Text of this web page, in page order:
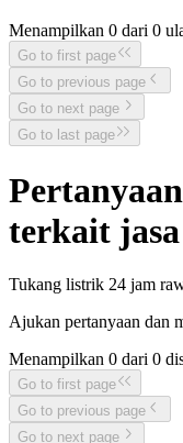
Menampilkan 0 dari 0
Go to first page
Go to previous page
Go to next page
Go to last page
terkait
Tukang listrik 24 jam
Ajukan pertanyaan dan
Menampilkan 0 dari 0
Go to first page
Go to previous page
Go to next page